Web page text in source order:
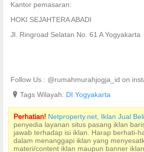
Kantor pemasaran:
HOKI SEJAHTERA ABADI
Jl. Ringroad Selatan No. 61 A Yogyakarta
Follow Us : @rumahmurahjogja_id on
? Tags Wilayah: DI Yogyakarta
Perhatian! Netproperty.net, Iklan Jual
penyedia layanan situs pasang iklan
jawab terhadap isi iklan. Harap berhati-
dalam menanggapi iklan yang
materi/content iklan maupun banner